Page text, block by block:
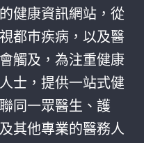
健康資訊網站，從
都巿疾病，以及醫
觸及，為注重健康
士，提供一站式健
同一眾醫生、護
其他專業的醫務人